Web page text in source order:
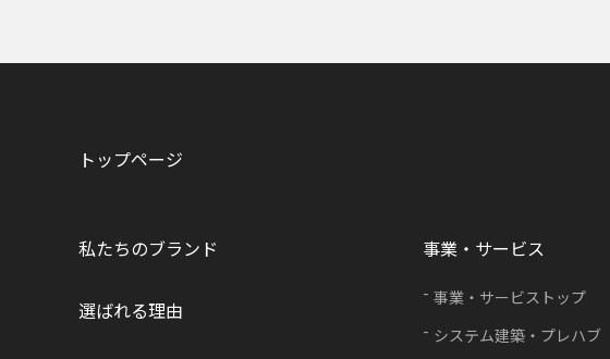
トップページ
私たちのブランド 事業・サービス
事業・サービストップ
システム建築・プレハブ
選ばれる理由